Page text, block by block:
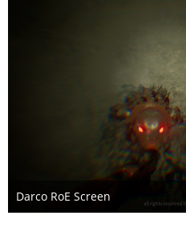
Darco RoE Screen
7. August 2018